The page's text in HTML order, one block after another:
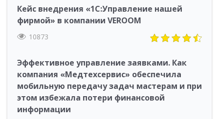
Кейс внедрения «1С:Управление нашей
фирмой» в компании VEROOM
10873
Эффективное управление заявками. Как
компания «Медтехсервис» обеспечила
мобильную передачу задач мастерам и при
этом избежала потери финансовой
информации